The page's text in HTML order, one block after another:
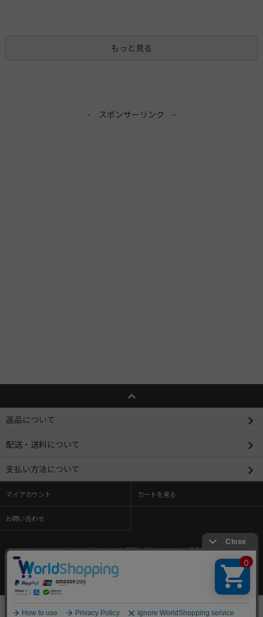
もっと見る
- スポンサーリンク -
返品について
配送・送料について
支払い方法について
マイアカウント カートを見る
お問い合わせ
ホーム / 支払い方法について / 配送・送料について / 返品について /
特定商取引法に基づく表記
メルマガ登録・解除 /
ショップブログ
Copyright (C) 2009-2026 toysanta. All Rights Reserved.